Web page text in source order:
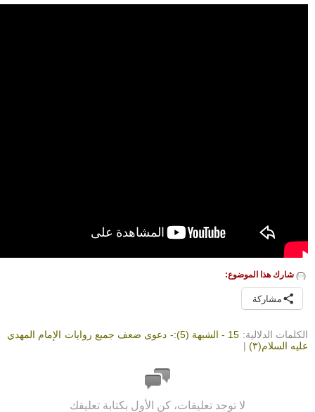
شارك هذا الموضوع:
مشاركة
الكلمات الدلالية:
15 - الشبهة (5):- دعوى ضعف جميع روايات الإمام المهدي
عليه السلام(٣)
|
لا توجد تعليقات، كن الأول بكتابة تعليقك